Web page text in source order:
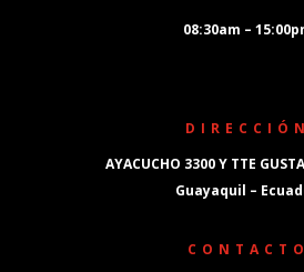
08:30am –
DIRECCIÓN
AYACUCHO 3300 Y TTE
Guayaquil –
CONTACTO